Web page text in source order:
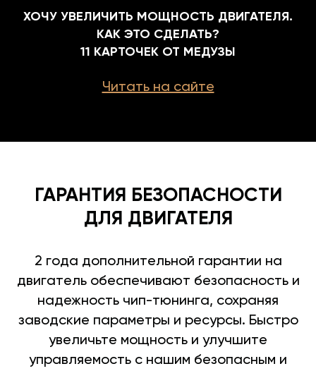
ХОЧУ УВЕЛИЧИТЬ МОЩНОСТЬ ДВИГАТЕЛЯ.
КАК ЭТО СДЕЛАТЬ?
11 КАРТОЧЕК ОТ МЕДУЗЫ
Читать на сайте
ГАРАНТИЯ БЕЗОПАСНОСТИ
ДЛЯ ДВИГАТЕЛЯ
2 года дополнительной гарантии на
двигатель обеспечивают безопасность и
надежность чип-тюнинга, сохраняя
заводские параметры и ресурсы. Быстро
увеличьте мощность и улучшите
управляемость с нашим безопасным и